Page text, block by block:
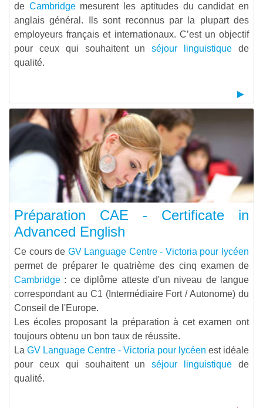
de Cambridgemesurent les aptitudes du candidat en
anglais général. Ils sont reconnus par la plupart des
employeurs français et internationaux. C’est un objectif
pour ceux qui souhaitent unséjour linguistique de
qualité.
Préparation CAE - Certificate in
Advanced English
Ce cours de GV Language Centre - Victoria pour lycéen
permet de préparer le quatrième des cinq examen de
Cambridge : ce diplôme atteste d'un niveau de langue
correspondant au C1 (Intermédiaire Fort / Autonome) du
Conseil de l'Europe.
Les écoles proposant la préparation à cet examen ont
toujours obtenu un bon taux de réussite.
La GV Language Centre - Victoria pour lycéen est idéale
pour ceux qui souhaitent unséjour linguistique de
qualité.